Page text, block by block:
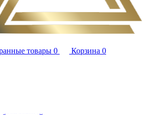
товары 0 Корзина 0